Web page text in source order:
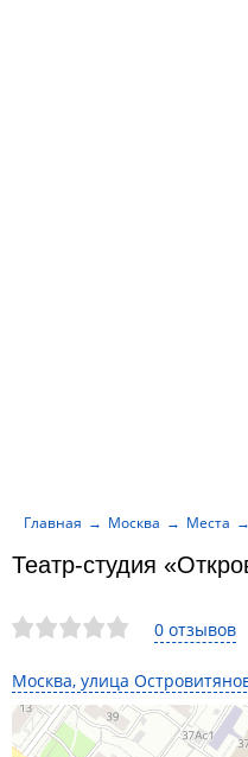
0 отзывов
Москва, улица
Театр-студия
Главная Москва Места